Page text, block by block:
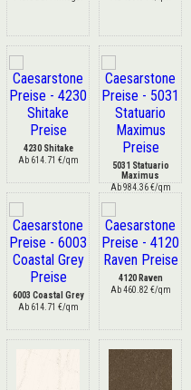
4230 Shitake
Ab 614.71 €/qm
5031 Statuario
Maximus
Ab 984.36 €/qm
6003 Coastal Grey
Ab 614.71 €/qm
4120 Raven
Ab 460.82 €/qm